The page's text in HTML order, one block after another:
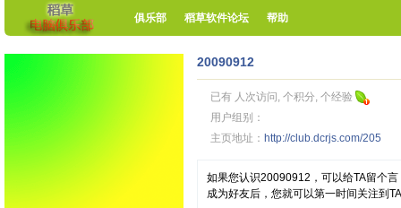
俱乐部 稻草软件论坛 帮助
20090912
已有 人次访问, 个积分, 个经验
用户组别：
主页地址： http://club.dcrjs.com/205
如果您认识20090912，可以给TA留个
成为好友后，您就可以第一时间关注到